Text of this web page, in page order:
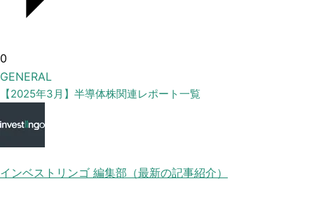
0
GENERAL
【2025年3月】半導体株関連レポート一覧
インベストリンゴ 編集部（最新の記事紹介）